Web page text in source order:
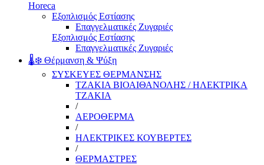
Horeca
Εξοπλισμός Εστίασης
Επαγγελματικές Ζυγαριές
Εξοπλισμός Εστίασης
Επαγγελματικές Ζυγαριές
🌡️❄️ Θέρμανση & Ψύξη
ΣΥΣΚΕΥΕΣ ΘΕΡΜΑΝΣΗΣ
ΤΖΑΚΙΑ ΒΙΟΑΙΘΑΝΟΛΗΣ / ΗΛΕΚΤΡΙΚΑ
ΤΖΑΚΙΑ
/
ΑΕΡΟΘΕΡΜΑ
/
ΗΛΕΚΤΡΙΚΕΣ ΚΟΥΒΕΡΤΕΣ
/
ΘΕΡΜΑΣΤΡΕΣ